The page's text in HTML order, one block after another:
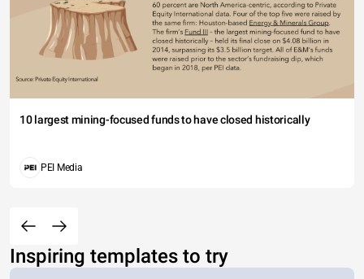
10 largest mining-focused funds to have closed historically
PEI Media
Inspiring templates to try